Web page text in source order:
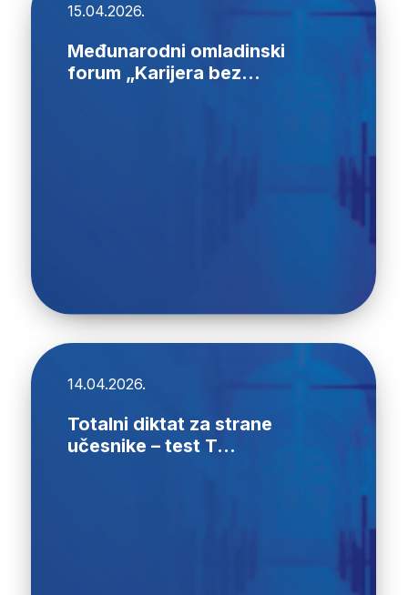
15.04.2026.
Međunarodni omladinski
forum „Karijera bez...
14.04.2026.
Totalni diktat za strane
učesnike – test T...